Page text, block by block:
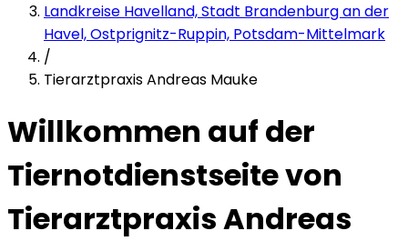
Landkreise Havelland, Stadt Brandenburg an der
Havel, Ostprignitz-Ruppin, Potsdam-Mittelmark
/
Tierarztpraxis Andreas Mauke
Willkommen auf der
Tiernotdienstseite von
Tierarztpraxis Andreas